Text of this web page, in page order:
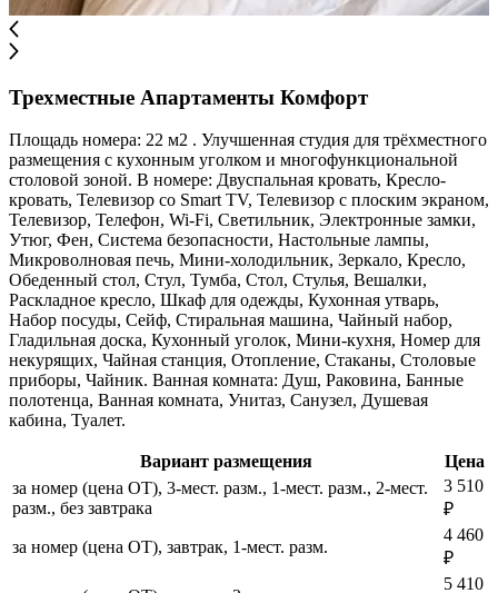
Трехместные Апартаменты Комфорт
Площадь номера: 22 м2 . Улучшенная студия для трёхместного
размещения с кухонным уголком и многофункциональной
столовой зоной. В номере: Двуспальная кровать, Кресло-
кровать, Телевизор со Smart TV, Телевизор с плоским экраном,
Телевизор, Телефон, Wi-Fi, Светильник, Электронные замки,
Утюг, Фен, Система безопасности, Настольные лампы,
Микроволновая печь, Мини-холодильник, Зеркало, Кресло,
Обеденный стол, Стул, Тумба, Стол, Стулья, Вешалки,
Раскладное кресло, Шкаф для одежды, Кухонная утварь,
Набор посуды, Сейф, Стиральная машина, Чайный набор,
Гладильная доска, Кухонный уголок, Мини-кухня, Номер для
некурящих, Чайная станция, Отопление, Стаканы, Столовые
приборы, Чайник. Ванная комната: Душ, Раковина, Банные
полотенца, Ванная комната, Унитаз, Санузел, Душевая
кабина, Туалет.
Вариант размещения
Цена
за номер (цена ОТ), 3-мест. разм., 1-мест. разм., 2-мест.
разм., без завтрака
3 510
₽
за номер (цена ОТ), завтрак, 1-мест. разм.
4 460
₽
5 410